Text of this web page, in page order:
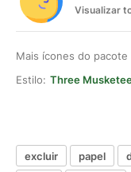
Visualizar
Mais ícones do pacote
Estilo: Three
excluir papel